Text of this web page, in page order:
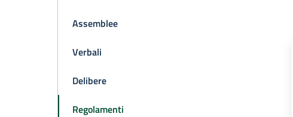
Assemblee
Verbali
Delibere
Regolamenti